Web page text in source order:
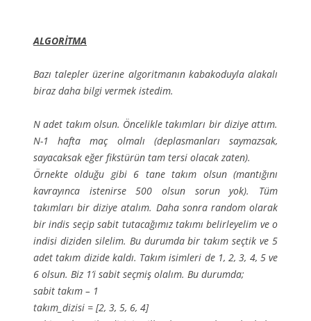
ALGORİTMA
Bazı talepler üzerine algoritmanın kabakoduyla alakalı
biraz daha bilgi vermek istedim.
N adet takım olsun. Öncelikle takımları bir diziye attım.
N-1 hafta maç olmalı (deplasmanları saymazsak,
sayacaksak eğer fikstürün tam tersi olacak zaten).
Örnekte olduğu gibi 6 tane takım olsun (mantığını
kavrayınca istenirse 500 olsun sorun yok). Tüm
takımları bir diziye atalım. Daha sonra random olarak
bir indis seçip sabit tutacağımız takımı belirleyelim ve o
indisi diziden silelim. Bu durumda bir takım seçtik ve 5
adet takım dizide kaldı. Takım isimleri de 1, 2, 3, 4, 5 ve
6 olsun. Biz 1’i sabit seçmiş olalım. Bu durumda;
sabit takım – 1
takım_dizisi = [2, 3, 5, 6, 4]